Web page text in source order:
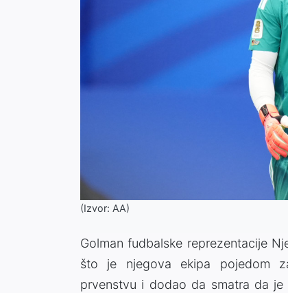
(Izvor: AA)
Golman fudbalske reprezentacije
što je njegova ekipa pojedom
prvenstvu i dodao da smatra da